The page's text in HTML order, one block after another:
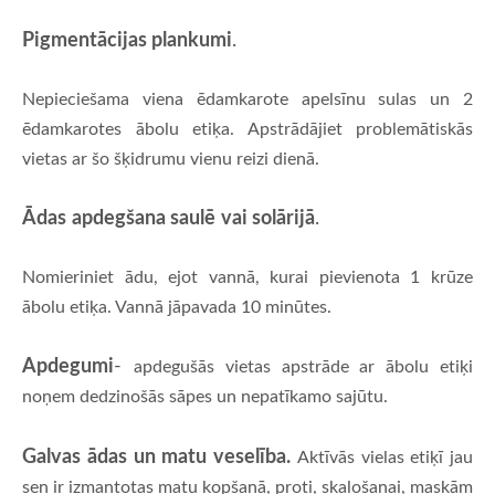
Pigmentācijas plankumi.
Nepieciešama viena ēdamkarote apelsīnu sulas un 2
ēdamkarotes ābolu etiķa. Apstrādājiet problemātiskās
vietas ar šo šķidrumu vienu reizi dienā.
Ādas apdegšana saulē vai solārijā.
Nomieriniet ādu, ejot vannā, kurai pievienota 1 krūze
ābolu etiķa. Vannā jāpavada 10 minūtes.
Apdegumi- apdegušās vietas apstrāde ar ābolu etiķi
noņem dedzinošās sāpes un nepatīkamo sajūtu.
Galvas ādas un matu veselība. Aktīvās vielas etiķī jau
sen ir izmantotas matu kopšanā, proti, skalošanai, maskām